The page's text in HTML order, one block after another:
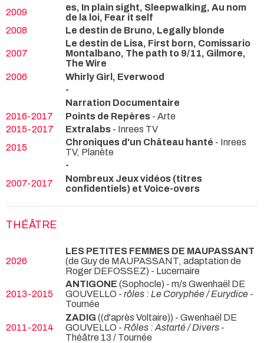
2009
es, In plain sight, Sleepwalking, Au nom
de la loi, Fear it self
2008
Le destin de Bruno, Legally blonde
2007
Le destin de Lisa, First born, Comissario
Montalbano, The path to 9/11, Gilmore,
The Wire
2006
Whirly Girl, Everwood
-
Narration Documentaire
2016-2017
Points de Repères - Arte
2015-2017
Extralabs - Inrees TV
2015
Chroniques d'un Château hanté - Inrees
TV, Planète
-
2007-2017
Nombreux Jeux vidéos (titres
confidentiels) et Voice-overs
THÉÂTRE
2026
LES PETITES FEMMES DE MAUPASSANT
(de Guy de MAUPASSANT, adaptation de
Roger DEFOSSEZ) - Lucernaire
2013-2015
ANTIGONE (Sophocle) - m/s Gwenhaël DE
GOUVELLO - rôles : Le Coryphée / Eurydice -
Tournée
2011-2014
ZADIG ((d'après Voltaire)) - Gwenhaël DE
GOUVELLO - Rôles : Astarté / Divers -
Théâtre 13 / Tournée